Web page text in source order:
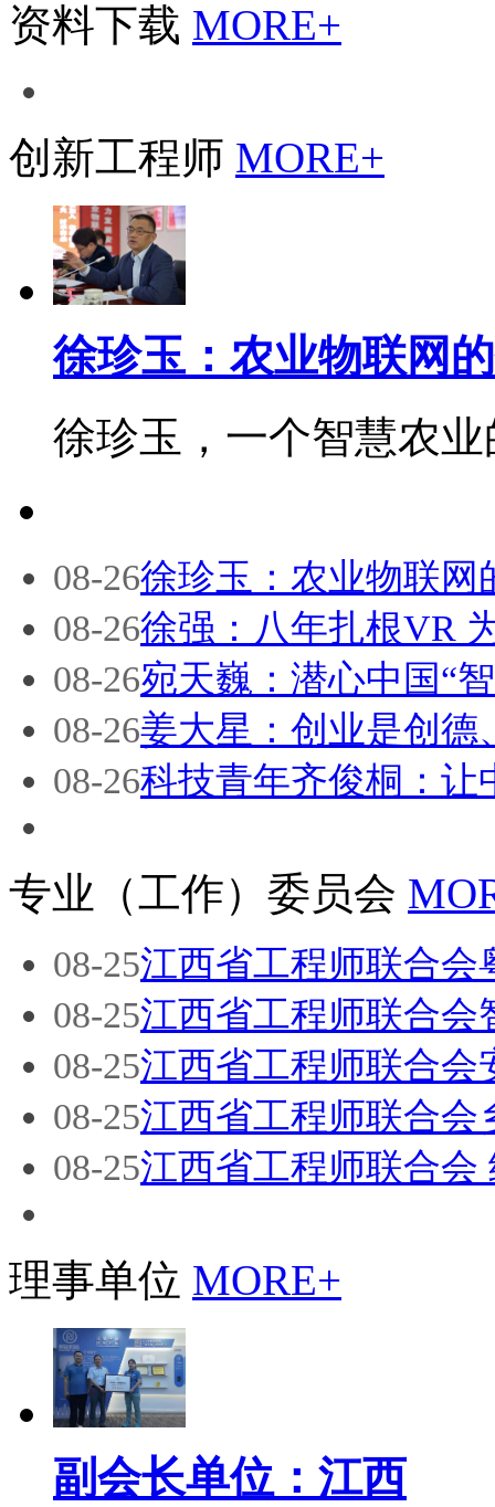
资料下载 MORE+
创新工程师 MORE+
徐珍玉：农业物联网
徐珍玉，一个智慧农
08-26徐珍玉：农业物联网
08-26徐强：八年扎根VR
08-26宛天巍：潜心中国“
08-26姜大星：创业是创德
08-26科技青年齐俊桐：让
专业（工作）委员会
08-25江西省工程师联合会
08-25江西省工程师联合会
08-25江西省工程师联合会
08-25江西省工程师联合会
08-25江西省工程师联合会
理事单位 MORE+
副会长单位：江西